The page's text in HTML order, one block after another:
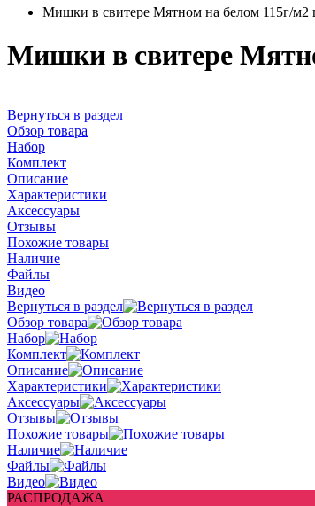
Мишки в свитере Мятном на белом 115г/м2
Мишки в свитере
Вернуться в раздел
Обзор товара
Набор
Комплект
Описание
Характеристики
Аксессуары
Отзывы
Похожие товары
Наличие
Файлы
Видео
Вернуться в раздел
Обзор товара
Набор
Комплект
Описание
Характеристики
Аксессуары
Отзывы
Похожие товары
Наличие
Файлы
Видео
РАСПРОДАЖА